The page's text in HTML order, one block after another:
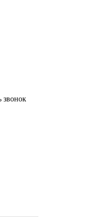
звонок